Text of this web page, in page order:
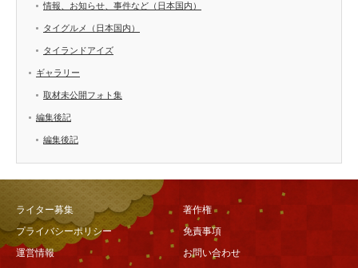
情報、お知らせ、事件など（日本国内）
タイグルメ（日本国内）
タイランドアイズ
ギャラリー
取材未公開フォト集
編集後記
編集後記
ライター募集
著作権
プライバシーポリシー
免責事項
運営情報
お問い合わせ